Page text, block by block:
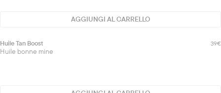
AGGIUNGI AL CARRELLO
Nouveauté
Huile
Tan
Huile Tan Boost 39€
Huile bonne mine